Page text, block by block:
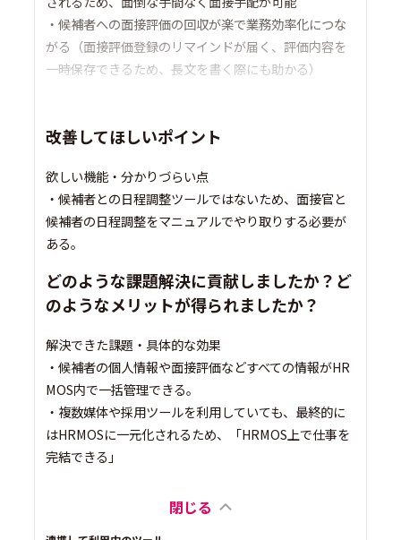
・候補者への面接評価の回収が楽で業務効率化につな
がる（面接評価登録のリマインドが届く、評価内容を
一時保存できるため、長文を書く際にも助かる）
改善してほしいポイント
欲しい機能・分かりづらい点
・候補者との日程調整ツールではないため、面接官と
候補者の日程調整をマニュアルでやり取りする必要が
ある。
どのような課題解決に貢献しましたか？ど
のようなメリットが得られましたか？
解決できた課題・具体的な効果
・候補者の個人情報や面接評価などすべての情報がHR
MOS内で一括管理できる。
・複数媒体や採用ツールを利用していても、最終的に
はHRMOSに一元化されるため、「HRMOS上で仕事を
完結できる」
閉じる